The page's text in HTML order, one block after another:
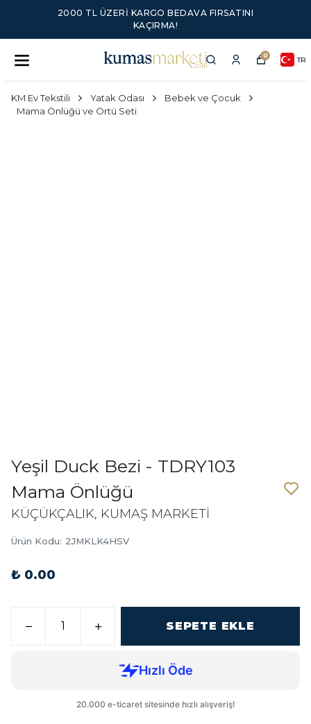
2000 TL ÜZERI KARGO BEDAVA FIRSATINI
KAÇIRMA!
0 TR
KM Ev Tekstili Yatak Odası
Bebek ve Çocuk
Mama Önlüğü ve Örtü Seti
Yeşil Duck Bezi - TDRY103
Mama Önlüğü
KÜÇÜKÇALIK, KUMAŞ MARKETİ
Ürün Kodu: 2JMKLK4HSV
₺ 0.00
SEPETE EKLE